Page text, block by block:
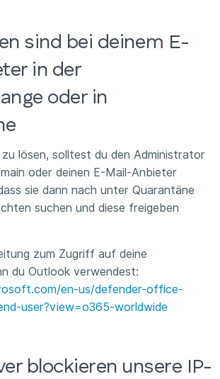
sind bei deinem E-
in der
oder in
lösen, solltest du den Administrator
oder deinen E-Mail-Anbieter
sie dann nach unter Quarantäne
suchen und diese freigeben
zum Zugriff auf deine
du Outlook verwendest:
en-us/defender-office-
user?view=o365-worldwide
blockieren unsere IP-